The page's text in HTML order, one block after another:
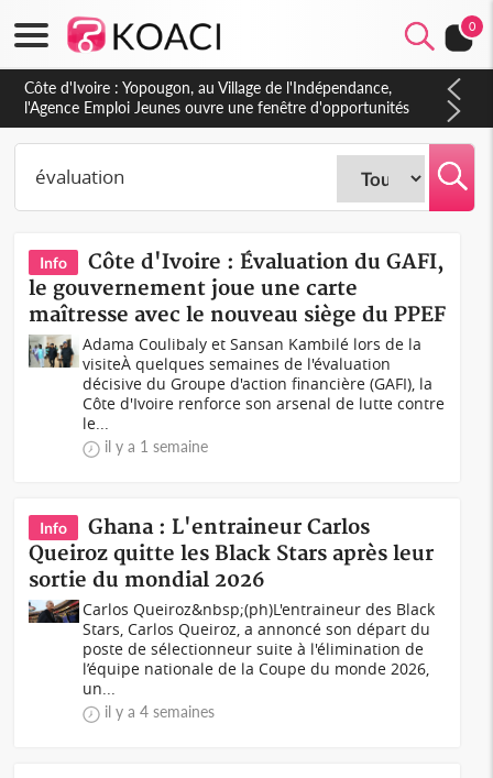
0
Côte d'Ivoire : CHU de Treichville, après la fronde, les agents
contractuels obtiennent un accord avec la direction sur les
arriérés du SMIG 2023
Info
Côte d'Ivoire : Évaluation du GAFI,
le gouvernement joue une carte
maîtresse avec le nouveau siège du PPEF
Adama Coulibaly et Sansan Kambilé lors de la
visiteÀ quelques semaines de l'évaluation
décisive du Groupe d'action financière (GAFI), la
Côte d'Ivoire renforce son arsenal de lutte contre
le...
il y a 1 semaine
Info
Ghana : L'entraineur Carlos
Queiroz quitte les Black Stars après leur
sortie du mondial 2026
Carlos Queiroz&nbsp;(ph)L'entraineur des Black
Stars, Carlos Queiroz, a annoncé son départ du
poste de sélectionneur suite à l'élimination de
l’équipe nationale de la Coupe du monde 2026,
un...
il y a 4 semaines